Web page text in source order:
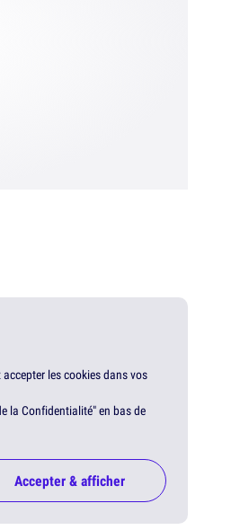
les cookies dans vos
la Confidentialité" en bas de
Accepter & afficher